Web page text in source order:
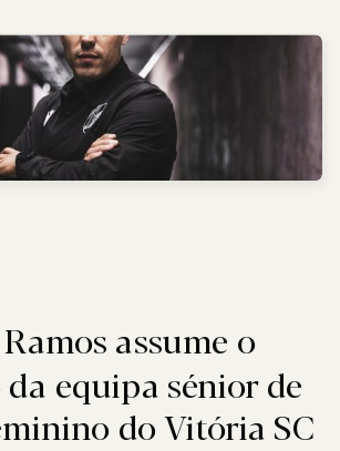
assume o
equipa sénior de
do Vitória SC